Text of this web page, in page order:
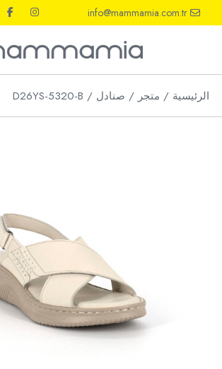
the
info@mammamia.com.tr
الرئيسية متجر صنادل D26YS-5320-B